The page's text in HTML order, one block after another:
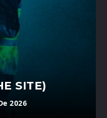
SITE)
2026